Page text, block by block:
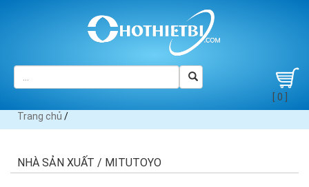
[ 0 ]
Trang chủ /
NHÀ SẢN XUẤT / MITUTOYO